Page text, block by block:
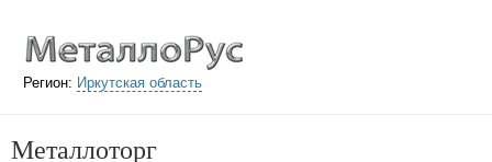
Регион: Иркутская область
Металлоторг